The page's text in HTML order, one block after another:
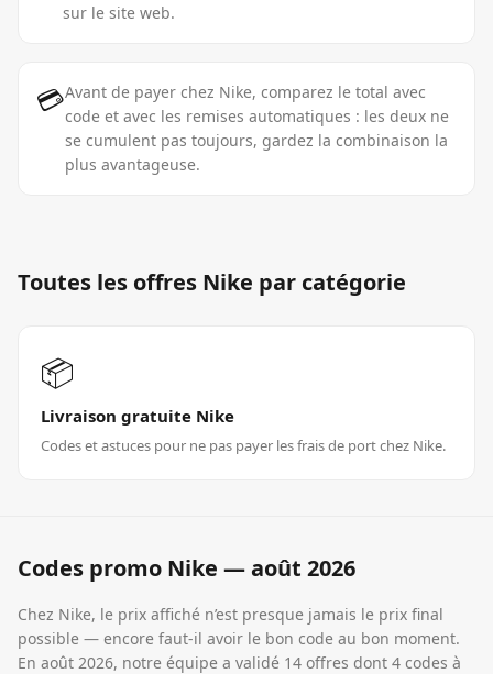
sur le site web.
💳Avant de payer chez Nike, comparez le total avec
code et avec les remises automatiques : les deux ne
se cumulent pas toujours, gardez la combinaison la
plus avantageuse.
Toutes les offres Nike par catégorie
📦
Livraison gratuite Nike
Codes et astuces pour ne pas payer les frais de port chez Nike.
Codes promo Nike —août 2026
Chez Nike, le prix affiché n’est presque jamais le prix final
possible — encore faut-il avoir le bon code au bon moment.
En août 2026, notre équipe a validé 14 offres dont 4 codes à